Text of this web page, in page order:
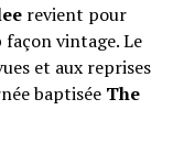
revient pour
vintage. Le
et aux reprises
baptisée The